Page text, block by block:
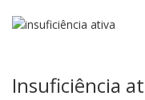
Insuficiência